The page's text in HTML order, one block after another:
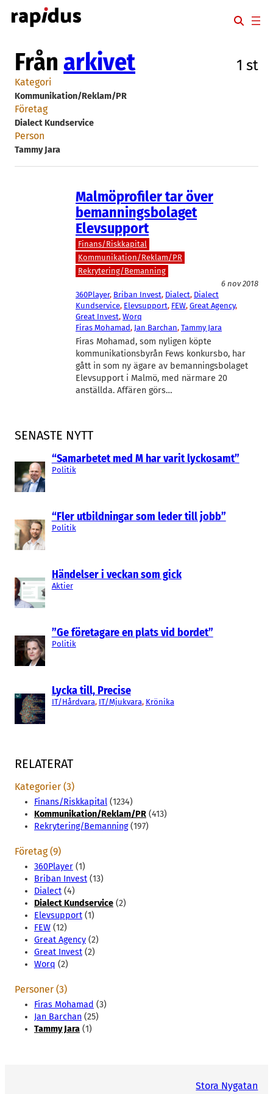
Hoppa
till
SENASTE NYTT
“Samarbetet med M har varit lyckosamt”
Politik
“Fler utbildningar som leder till jobb”
Politik
Händelser i veckan som gick
Aktier
”Ge företagare en plats vid bordet”
Politik
Lycka till, Precise
IT/Hårdvara, IT/Mjukvara, Krönika
Från arkivet 1 st
Kategori
Kommunikation/Reklam/PR
Företag
Dialect Kundservice
Person
Tammy Jara
Malmöprofiler tar över
bemanningsbolaget
Elevsupport
Finans/Riskkapital
Kommunikation/Reklam/PR
Rekrytering/Bemanning
6 nov 2018
360Player, Briban Invest, Dialect, Dialect
Kundservice, Elevsupport, FEW, Great Agency
Great Invest, Worq
Firas Mohamad, Jan Barchan, Tammy Jara
Firas Mohamad, som nyligen köpte
kommunikationsbyrån Fews konkursbo, har
gått in som ny ägare av bemanningsbolaget
Elevsupport i Malmö, med närmare 20
anställda. Affären görs…
RELATERAT
Kategorier (3)
Finans/Riskkapital (1234)
Kommunikation/Reklam/PR (413)
Rekrytering/Bemanning(197)
Företag (9)
360Player (1)
Briban Invest (13)
Dialect (4)
Dialect Kundservice (2)
Elevsupport (1)
FEW (12)
Great Agency (2)
Great Invest (2)
Worq (2)
Personer (3)
Firas Mohamad (3)
Jan Barchan (25)
Tammy Jara (1)
Stora Nygatan